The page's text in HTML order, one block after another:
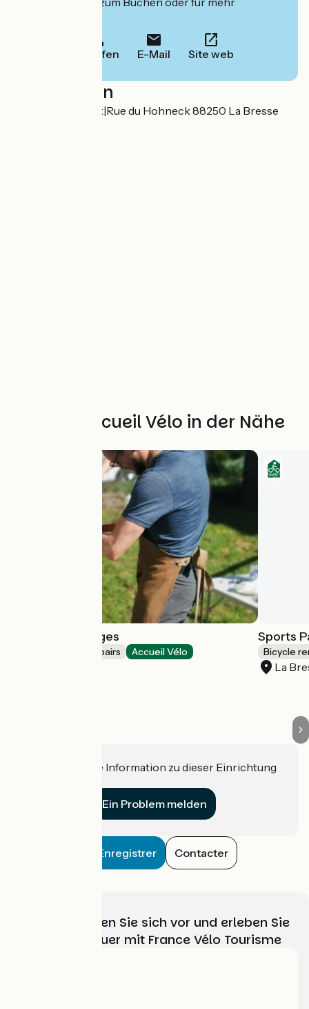
Anrufen E-Mail Site web
Localisation
3 Rue du Hohneck|Rue du Hohneck 88250 La Bresse
Weitere Accueil Vélo in der Nähe
Bike repair Vosges
Bicycle rentals/ repairs Accueil Vélo
Sports
Bicycle
La
Haben Sie eine Information zu dieser Einrichtung
Ein Problem melden
Enregistrer Contacter
Wählen, bereiten Sie sich vor und erleben Sie
Ihr Radabenteuer mit France Vélo Tourisme